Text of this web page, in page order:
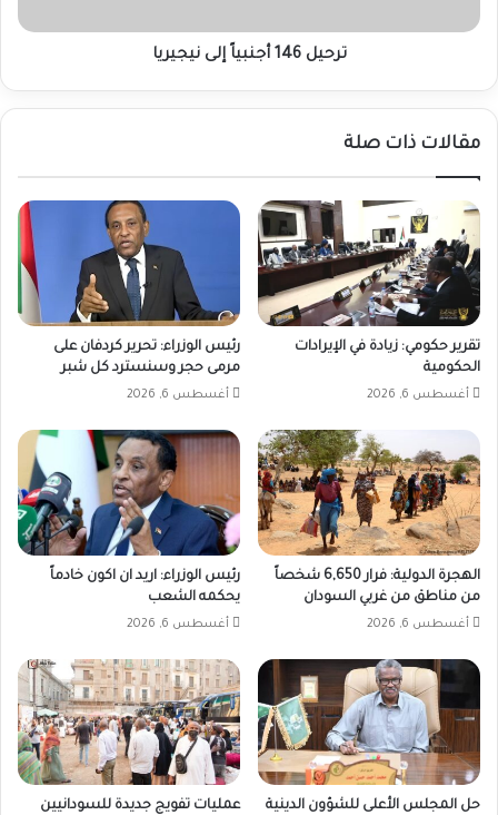
ترحيل 146 أجنبياً إلى نيجيريا
مقالات ذات صلة
تقرير حكومي: زيادة في الإيرادات
الحكومية
أغسطس 6, 2026
رئيس الوزراء: تحرير كردفان على
مرمى حجر وسنسترد كل شبر
أغسطس 6, 2026
الهجرة الدولية: فرار 6,650 شخصاً
من مناطق من غربي السودان
أغسطس 6, 2026
رئيس الوزراء: اريد ان اكون خادماً
يحكمه الشعب
أغسطس 6, 2026
حل المجلس الأعلى للشؤون الدينية
عمليات تفويج جديدة للسودانيين